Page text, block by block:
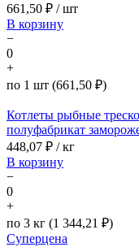
661,50 ₽ / шт
В корзину
−
0
+
по 1 шт (661,50 ₽)
Котлеты рыбные
полуфабрикат
448,07 ₽ / кг
В корзину
−
0
+
по 3 кг (1 344,21 ₽)
Суперцена